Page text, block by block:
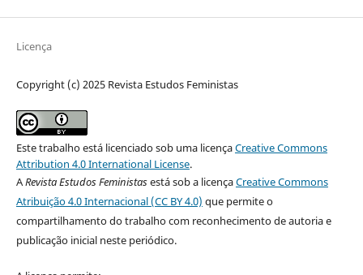
Licença
Copyright (c) 2025 Revista Estudos Feministas
Este trabalho está licenciado sob uma licençaCreative Commons
Attribution 4.0 International License.
ARevista Estudos Feministasestá sob a licençaCreative Commons
Atribuição 4.0 Internacional (CC BY 4.0) que permite o
compartilhamento do trabalho com reconhecimento de autoria e
publicação inicial neste periódico.